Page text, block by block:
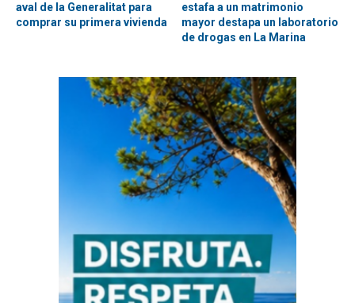
aval de la Generalitat para
comprar su primera vivienda
estafa a un matrimonio
mayor destapa un laboratorio
de drogas en La Marina